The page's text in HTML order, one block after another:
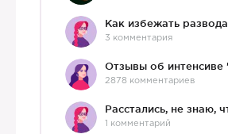
Как избежать развода
3 комментария
2878 комментариев
1 комментарий